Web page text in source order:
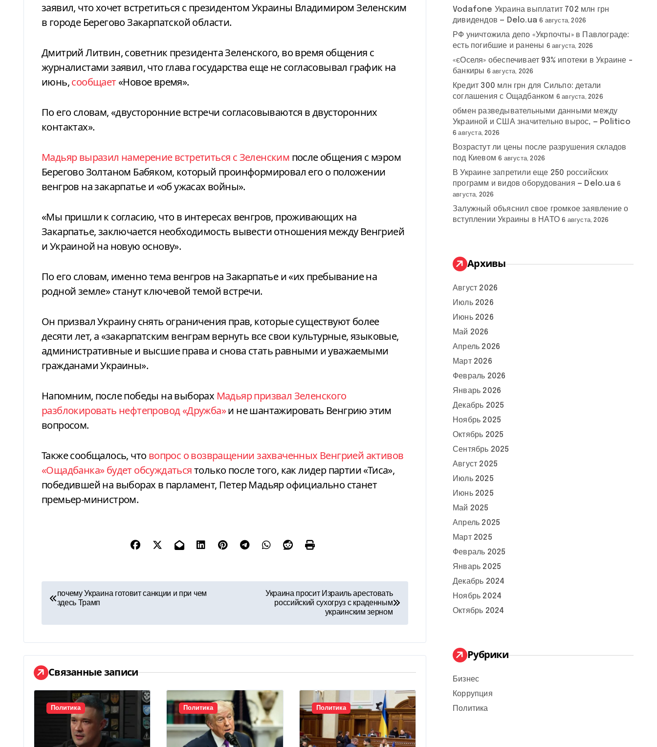
заявил, что хочет встретиться с президентом Украины Владимиром Зеленским
в городе Берегово Закарпатской области.
Дмитрий Литвин, советник президента Зеленского, во время общения с
журналистами заявил, что глава государства еще не согласовывал график на
июнь,сообщает«Новое время».
По его словам, «двусторонние встречи согласовываются в двусторонних
контактах».
Мадьяр выразил намерение встретиться с Зеленским после общения с мэром
Берегово Золтаном Бабяком, который проинформировал его о положении
венгров на закарпатье и «об ужасах войны».
«Мы пришли к согласию, что в интересах венгров, проживающих на
Закарпатье, заключается необходимость вывести отношения между Венгрией
и Украиной на новую основу».
По его словам, именно тема венгров на Закарпатье и «их пребывание на
родной земле» станут ключевой темой встречи.
Он призвал Украину снять ограничения прав, которые существуют более
десяти лет, а «закарпатским венграм вернуть все свои культурные, языковые,
административные и высшие права и снова стать равными и уважаемыми
гражданами Украины».
Напомним, после победы на выборах Мадьяр призвал Зеленского
разблокировать нефтепровод «Дружба»и не шантажировать Венгрию этим
вопросом.
Также сообщалось, что вопрос о возвращении захваченных Венгрией активов
«Ощадбанка» будет обсуждатьсятолько после того, как лидер партии «Тиса»,
победившей на выборах в парламент, Петер Мадьяр официально станет
премьер-министром.
Н
в
и
г
а
ц
почему Украина готовит санкции и при чем
здесь Трамп
Украина просит Израиль арестовать
российский сухогруз с краденным
украинским зерном
Связанные записи
Политика Политика Политика
Vodafone Украина выплатит 702 млн грн
дивидендов — Delo.ua 6 августа, 2026
РФ уничтожила депо «Укрпочты» в Павлограде:
есть погибшие и ранены 6 августа, 2026
«єОселя» обеспечивает 93% ипотеки в Украине –
банкиры 6 августа, 2026
Кредит 300 млн грн для Сильпо: детали
соглашения с Ощадбанком 6 августа, 2026
обмен разведывательными данными между
Украиной и США значительно вырос, — Politico
6 августа, 2026
Возрастут ли цены после разрушения складов
под Киевом 6 августа, 2026
В Украине запретили еще 250 российских
программ и видов оборудования — Delo.ua 6
августа, 2026
Залужный объяснил свое громкое заявление о
вступлении Украины в НАТО 6 августа, 2026
Архивы
Август 2026
Июль 2026
Июнь 2026
Май 2026
Апрель 2026
Март 2026
Февраль 2026
Январь 2026
Декабрь 2025
Ноябрь 2025
Октябрь 2025
Сентябрь 2025
Август 2025
Июль 2025
Июнь 2025
Май 2025
Апрель 2025
Март 2025
Февраль 2025
Январь 2025
Декабрь 2024
Ноябрь 2024
Октябрь 2024
Рубрики
Бизнес
Коррупция
Политика